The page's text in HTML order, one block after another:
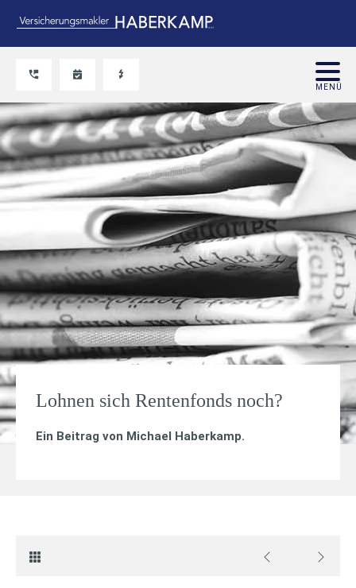
Lohnen sich Rentenfonds noch?
Ein Beitrag von Michael Haberkamp.